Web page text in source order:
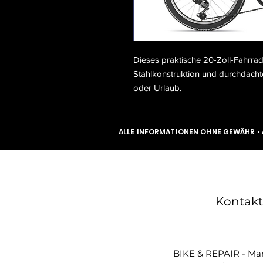
Dieses praktische 20-Zoll-
Stahlkonstruktion und
oder Urlaub.
ALLE INFORMATIONEN OHNE GEWÄHR •
Kontakt
BIKE & REPAIR -